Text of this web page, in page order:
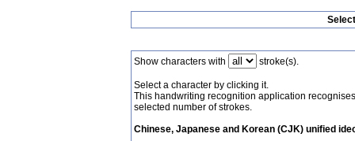
Show characters with stroke(s).
Select a character by clicking it.
This handwriting recognition application
selected number of strokes.
Chinese, Japanese and Korean (CJK) unified